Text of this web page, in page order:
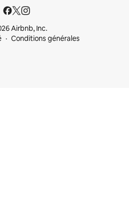
Airbnb, Inc.
Conditions générales